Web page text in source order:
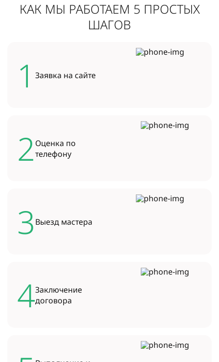
КАК МЫ РАБОТАЕМ 5 ПРОСТЫХ
ШАГОВ
1 Заявка на сайте
2 Оценка по
телефону
3 Выезд мастера
4Заключение
договора